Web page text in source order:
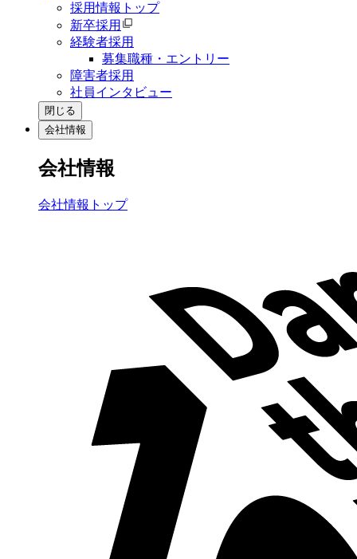
採用情報トップ
新卒採用
経験者採用
募集職種・エントリー
障害者採用
社員インタビュー
閉じる
会社情報
会社情報
会社情報トップ